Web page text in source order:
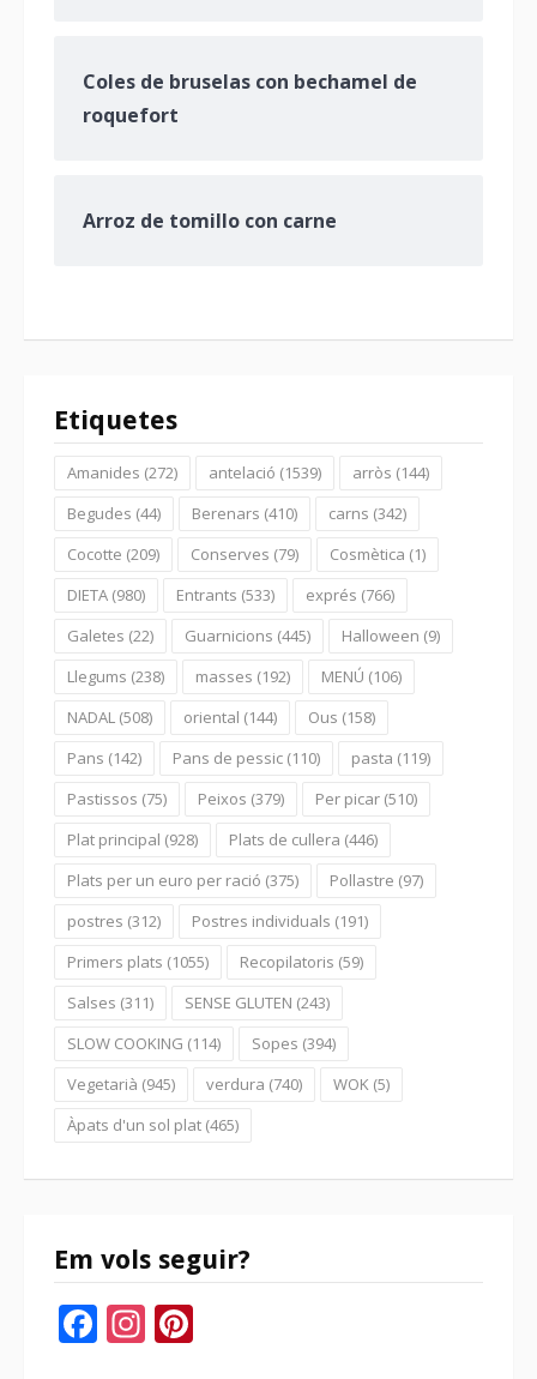
Coles de bruselas con bechamel de
roquefort
Arroz de tomillo con carne
Etiquetes
Amanides (272) antelació (1539) arròs (144)
Begudes (44) Berenars (410) carns (342)
Cocotte (209) Conserves (79) Cosmètica (1)
DIETA (980) Entrants (533) exprés (766)
Galetes (22) Guarnicions (445) Halloween (9)
Llegums (238) masses (192) MENÚ (106)
NADAL (508) oriental (144) Ous (158)
Pans (142) Pans de pessic (110) pasta (119)
Pastissos (75) Peixos (379) Per picar (510)
Plat principal (928) Plats de cullera (446)
Plats per un euro per ració (375) Pollastre (97)
postres (312) Postres individuals (191)
Primers plats (1055) Recopilatoris (59)
Salses (311) SENSE GLUTEN (243)
SLOW COOKING (114) Sopes (394)
Vegetarià (945) verdura (740) WOK (5)
Àpats d'un sol plat (465)
Em vols seguir?
Facebook
Instagram